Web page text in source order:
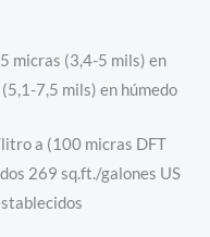
micras (3,4-5 mils) en
7,5 mils) en húmedo
a (100 micras DFT
269 sq.ft./galones US